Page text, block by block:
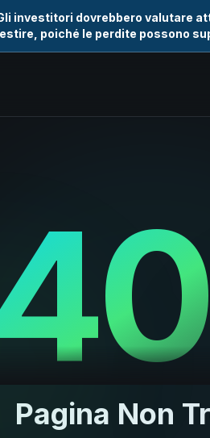
investitori dovrebbero valutare
poiché le perdite possono
Pagina Non